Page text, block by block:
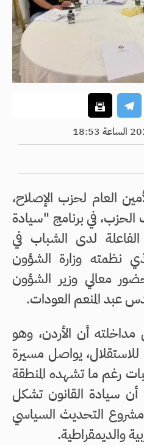
العام لحزب الإصلاح،
في برنامج "سيادة
الفاعلة لدى الشباب في
نظمته وزارة الشؤون
معالي وزير الشؤون
عبد المنعم العودات.
مداخلته أن الأردن، وهو
للاستقلال، يواصل مسيرة
رغم ما تشهده المنطقة
سيادة القانون تشكل
مشروع التحديث السياسي
والديمقراطية.